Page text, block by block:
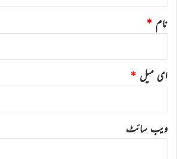
نام *
ای میل *
ویب‌ سائٹ